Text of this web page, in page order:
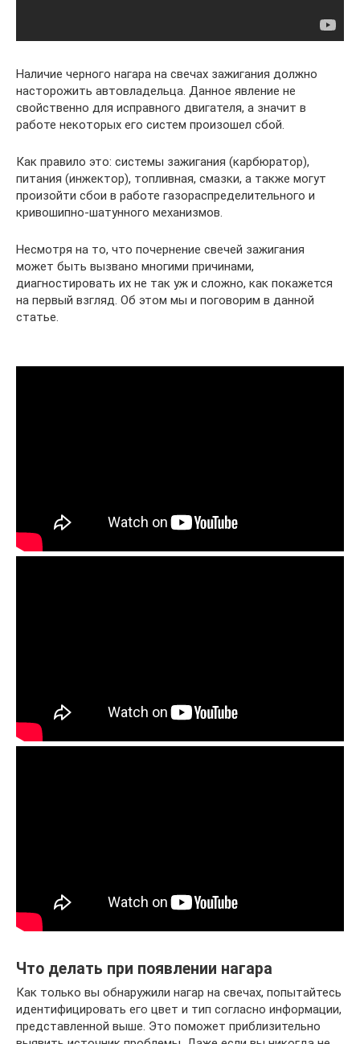
Наличие черного нагара на свечах зажигания должно
насторожить автовладельца. Данное явление не
свойственно для исправного двигателя, а значит в
работе некоторых его систем произошел сбой.
Как правило это: системы зажигания (карбюратор),
питания (инжектор), топливная, смазки, а также могут
произойти сбои в работе газораспределительного и
кривошипно-шатунного механизмов.
Несмотря на то, что почернение свечей зажигания
может быть вызвано многими причинами,
диагностировать их не так уж и сложно, как покажется
на первый взгляд. Об этом мы и поговорим в данной
статье.
Что делать при появлении нагара
Как только вы обнаружили нагар на свечах, попытайтесь
идентифицировать его цвет и тип согласно информации,
представленной выше. Это поможет приблизительно